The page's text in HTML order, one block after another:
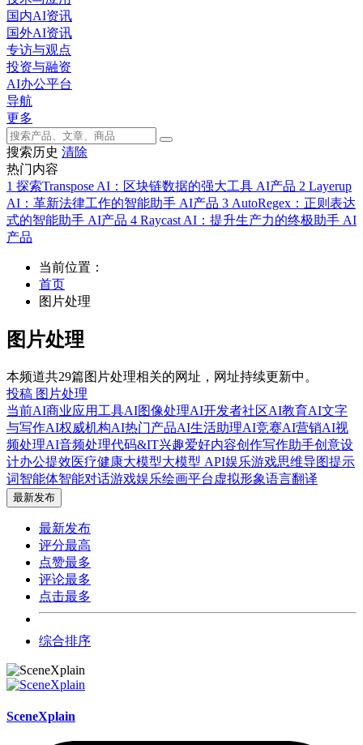
国内AI资讯
国外AI资讯
专访与观点
投资与融资
AI办公平台
导航
更多
搜索历史 清除
热门内容
1 探索Transpose AI：区块链数据的强大工具 AI产品 2 Layerup
AI：革新法律工作的智能助手 AI产品 3 AutoRegex：正则表达
式的智能助手 AI产品 4 Raycast AI：提升生产力的终极助手 AI
产品
当前位置：
首页
图片处理
图片处理
本频道共29篇图片处理相关的网址，网址持续更新中。
投稿 图片处理
当前AI商业应用工具AI图像处理AI开发者社区AI教育AI文字
与写作AI权威机构AI热门产品AI生活助理AI竞赛AI营销AI视
频处理AI音频处理代码&IT兴趣爱好内容创作写作助手创意设
计办公提效医疗健康大模型大模型 API娱乐游戏思维导图提示
词智能体智能对话游戏娱乐绘画平台 虚拟形象语言翻译
最新发布
最新发布
评分最高
点赞最多
评论最多
点击最多
综合排序
SceneXplain